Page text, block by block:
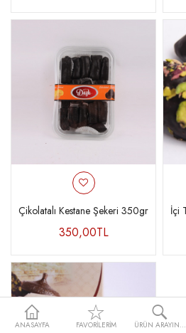
ANASAYFA FAVORILERIM ÜRÜN ARAYIN...
Çikolatalı Kestane Şekeri 350gr
350,00TL